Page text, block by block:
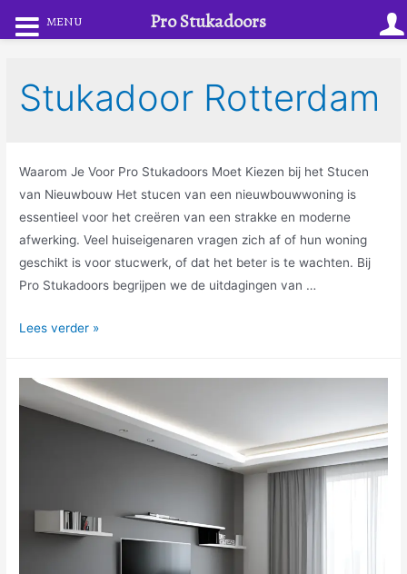
Stukadoor Rotterdam
Waarom Je Voor Pro Stukadoors Moet Kiezen bij het Stucen
van Nieuwbouw Het stucen van een nieuwbouwwoning is
essentieel voor het creëren van een strakke en moderne
afwerking. Veel huiseigenaren vragen zich af of hun woning
geschikt is voor stucwerk, of dat het beter is te wachten. Bij
Pro Stukadoors begrijpen we de uitdagingen van …
Lees verder »
MENU Pro Stukadoors